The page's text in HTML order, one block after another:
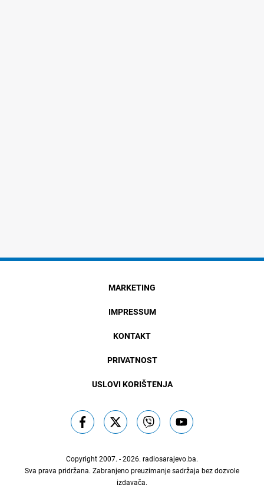
MARKETING
IMPRESSUM
KONTAKT
PRIVATNOST
USLOVI KORIŠTENJA
Copyright 2007. - 2026. radiosarajevo.ba.
Sva prava pridržana. Zabranjeno preuzimanje sadržaja bez dozvole
izdavača.